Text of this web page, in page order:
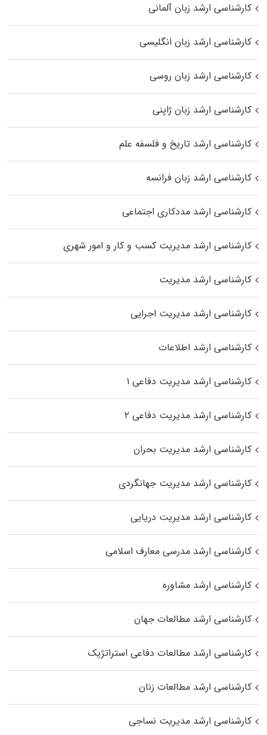
کارشناسی ارشد زبان آلمانی
کارشناسی ارشد زبان انگلیسی
کارشناسی ارشد زبان روسی
کارشناسی ارشد زبان ژاپنی
کارشناسی ارشد تاریخ و فلسفه علم
کارشناسی ارشد زبان فرانسه
کارشناسی ارشد مددکاری اجتماعی
کارشناسی ارشد مدیریت کسب و کار و امور شهری
کارشناسی ارشد مدیریت
کارشناسی ارشد مدیریت اجرایی
کارشناسی ارشد اطلاعات
کارشناسی ارشد مدیریت دفاعی ۱
کارشناسی ارشد مدیریت دفاعی ۲
کارشناسی ارشد مدیریت بحران
کارشناسی ارشد مدیریت جهانگردی
کارشناسی ارشد مدیریت دریایی
کارشناسی ارشد مدرسی معارف اسلامی
کارشناسی ارشد مشاوره
کارشناسی ارشد مطالعات جهان
کارشناسی ارشد مطالعات دفاعی استراتژیک
کارشناسی ارشد مطالعات زنان
کارشناسی ارشد مدیریت نساجی